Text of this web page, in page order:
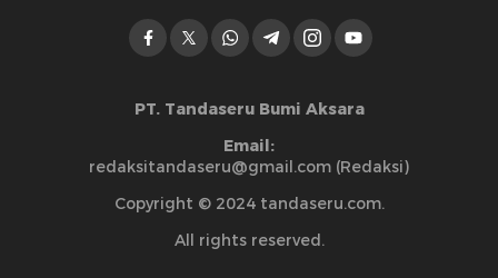
PT. Tandaseru Bumi Aksara
Email:
redaksitandaseru@gmail.com (Redaksi)
Copyright © 2024 tandaseru.com.
All rights reserved.